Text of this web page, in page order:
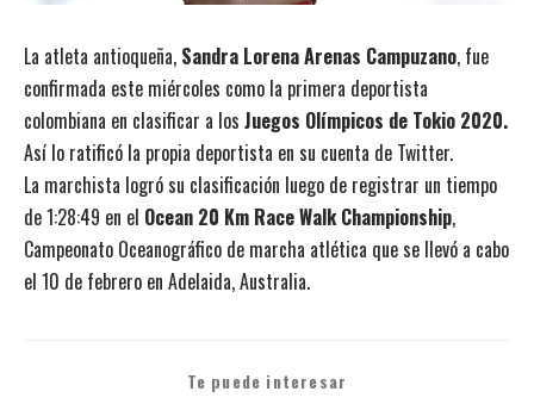
La atleta antioqueña, Sandra Lorena Arenas Campuzano, fue
confirmada este miércoles como la primera deportista
colombiana en clasificar a los Juegos Olímpicos de Tokio 2020.
Así lo ratificó la propia deportista en su cuenta de Twitter.
La marchista logró su clasificación luego de registrar un tiempo
de 1:28:49 en el Ocean 20 Km Race Walk Championship,
Campeonato Oceanográfico de marcha atlética que se llevó a cabo
el 10 de febrero en Adelaida, Australia.
Te puede interesar